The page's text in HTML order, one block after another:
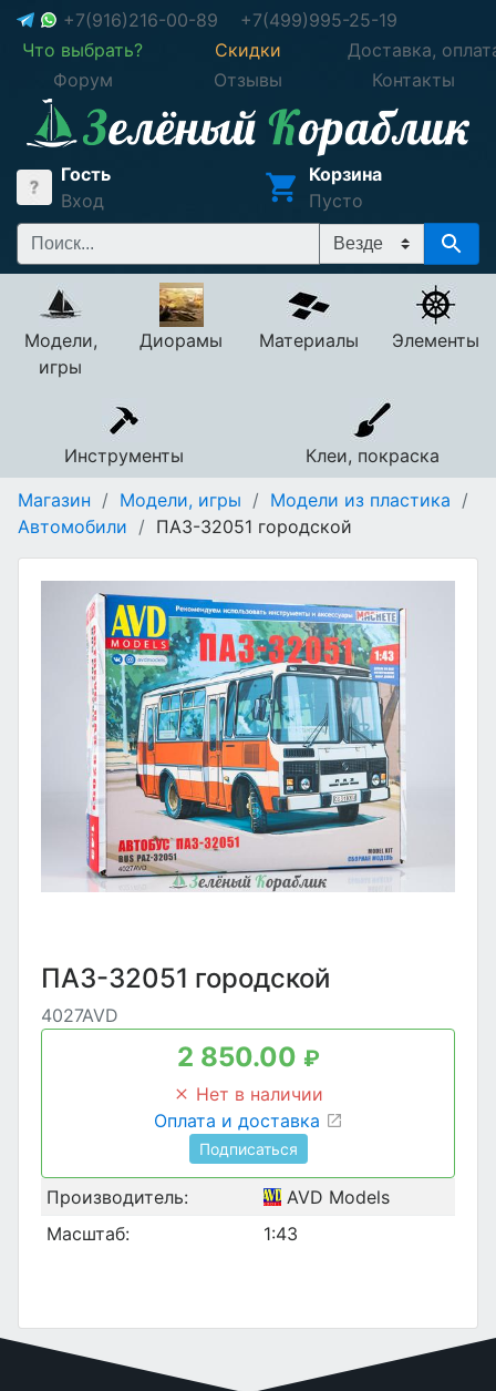
+7(916)216-00-89
+7(499)995-25-19
Что выбрать?
Скидки
Доставка,
Форум
Отзывы Контакты
Гость
Вход
Корзина
Пусто
Модели,
игры
Диорамы Материалы Элементы
Инструменты
Клеи, покраска
Магазин / Модели, игры / Модели из пластика /
Автомобили / ПАЗ-32051 городской
ПАЗ-32051 городской
4027AVD
2 850.00 ₽
Нет в наличии
Оплата и доставка
Подписаться
Производитель:
AVD Models
Масштаб:
1:43